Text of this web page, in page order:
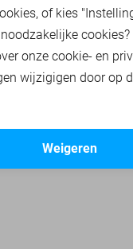
of kies
cookies?
onze cookie- en
wijzigigen door op
Weigeren